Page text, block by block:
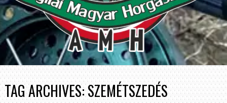
TAG ARCHIVES: SZEMÉTSZEDÉS